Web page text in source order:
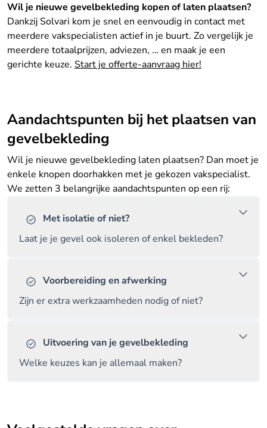
Wil je nieuwe gevelbekleding kopen of laten plaatsen?
Dankzij Solvari kom je snel en eenvoudig in contact met
meerdere vakspecialisten actief in je buurt. Zo vergelijk je
meerdere totaalprijzen, adviezen, … en maak je een
gerichte keuze. Start je offerte-aanvraag hier!
Aandachtspunten bij het plaatsen van
gevelbekleding
Wil je nieuwe gevelbekleding laten plaatsen? Dan moet je
enkele knopen doorhakken met je gekozen vakspecialist.
We zetten 3 belangrijke aandachtspunten op een rij:
Met isolatie of niet?
Laat je je gevel ook isoleren of enkel bekleden?
Voorbereiding en afwerking
Zijn er extra werkzaamheden nodig of niet?
Uitvoering van je gevelbekleding
Welke keuzes kan je allemaal maken?